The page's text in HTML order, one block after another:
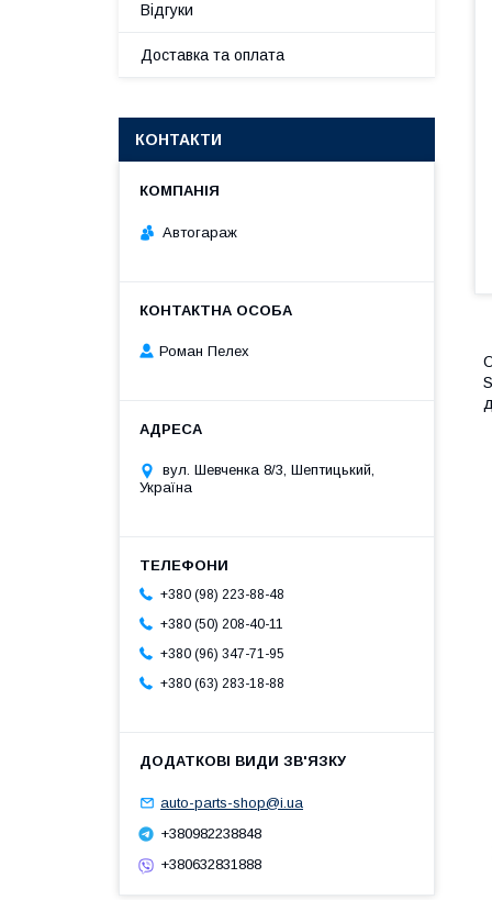
Відгуки
Доставка та оплата
КОНТАКТИ
Автогараж
Роман Пелех
вул. Шевченка 8/3, Шептицький,
Україна
+380 (98) 223-88-48
+380 (50) 208-40-11
+380 (96) 347-71-95
+380 (63) 283-18-88
auto-parts-shop@i.ua
+380982238848
+380632831888